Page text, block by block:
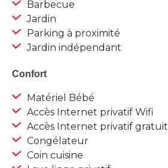
Barbecue
Jardin
Parking à proximité
Jardin indépendant
Confort
Matériel Bébé
Accès Internet privatif Wifi
Accès Internet privatif gratuit
Congélateur
Coin cuisine